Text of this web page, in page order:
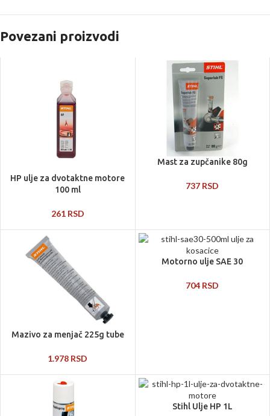
Povezani proizvodi
HP ulje za dvotaktne motore
100 ml
261 RSD
Mast za zupčanike 80g
737 RSD
Mazivo za menjač 225g tube
1.978 RSD
Motorno ulje SAE 30
704 RSD
Stihl Ulje HP 1L